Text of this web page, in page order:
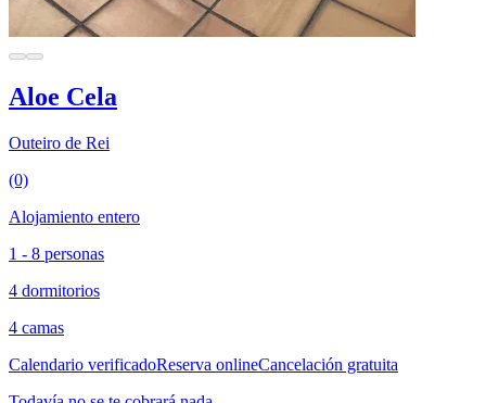
Aloe Cela
Outeiro de Rei
(0)
Alojamiento entero
1 - 8 personas
4 dormitorios
4 camas
Calendario verificadoReserva onlineCancelación gratuita